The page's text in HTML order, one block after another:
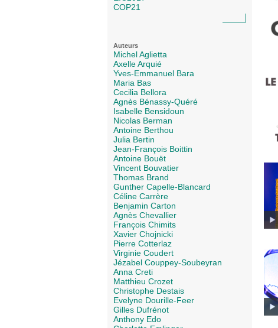
COP21
Auteurs
Michel Aglietta
Axelle Arquié
Yves-Emmanuel Bara
Maria Bas
Cecilia Bellora
Agnès Bénassy-Quéré
Isabelle Bensidoun
Nicolas Berman
Antoine Berthou
Julia Bertin
Jean-François Boittin
Antoine Bouët
Vincent Bouvatier
Thomas Brand
Gunther Capelle-Blancard
Céline Carrère
Benjamin Carton
Agnès Chevallier
François Chimits
Xavier Chojnicki
Pierre Cotterlaz
Virginie Coudert
Jézabel Couppey-Soubeyran
Anna Creti
Matthieu Crozet
Christophe Destais
Evelyne Dourille-Feer
Gilles Dufrénot
Anthony Edo